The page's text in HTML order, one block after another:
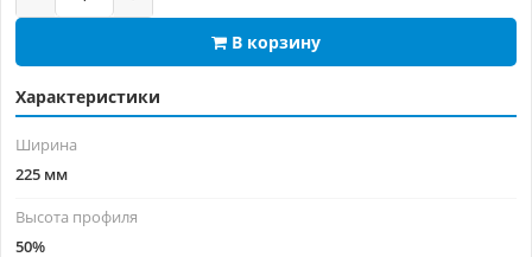
В корзину
Характеристики
Ширина
225 мм
Высота профиля
50%